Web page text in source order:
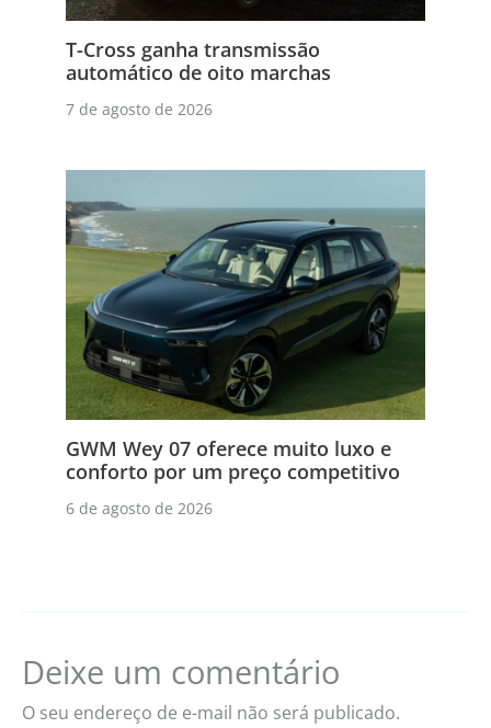
T-Cross ganha transmissão
automático de oito marchas
7 de agosto de 2026
GWM Wey 07 oferece muito luxo e
conforto por um preço competitivo
6 de agosto de 2026
Deixe um comentário
O seu endereço de e-mail não será publicado.